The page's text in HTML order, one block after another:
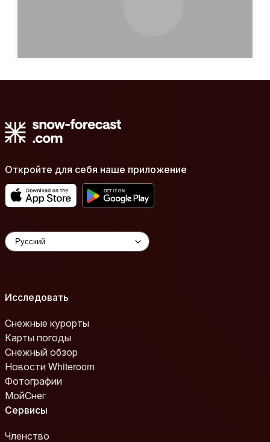
Откройте для себя наше приложение
Исследовать
Снежные курорты
Карты погоды
Снежный обзор
Новости Whiteroom
Фотографии
МойСнег
Сервисы
Членство